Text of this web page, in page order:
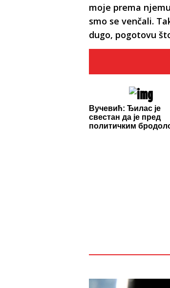
moje prema
smo se venčali.
dugo, pogotovu
Вучевић: Ђилас је
свестан да је пред
политичким